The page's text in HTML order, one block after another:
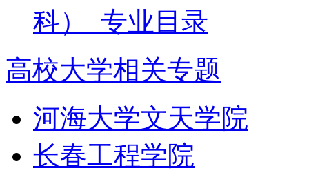
科）_专业目录
高校大学相关专题
河海大学文天学院
长春工程学院